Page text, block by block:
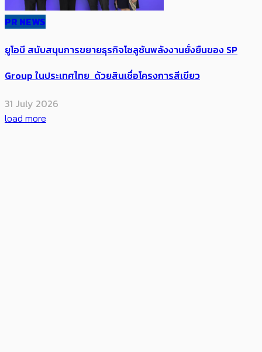
PR NEWS
ยูโอบี สนับสนุนการขยายธุรกิจโซลูชันพลังงานยั่งยืนของ SP
Group ในประเทศไทย ด้วยสินเชื่อโครงการสีเขียว
31 July 2026
load more